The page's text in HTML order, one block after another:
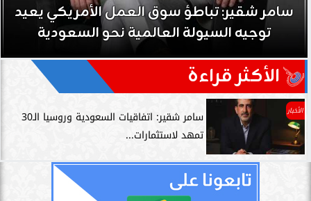
سامر شقير: تباطؤ سوق العمل الأمريكي يعيد
توجيه السيولة العالمية نحو السعودية
الأكثر قراءة
الأخبار
سامر شقير: اتفاقيات السعودية وروسيا الـ30
تمهد لاستثمارات...